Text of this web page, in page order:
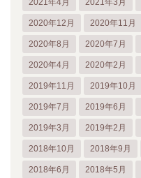
2021年4月 2021年3月
2020年12月 2020年11月
2020年8月 2020年7月
2020年4月 2020年2月
2019年11月 2019年10月
2019年7月 2019年6月
2019年3月 2019年2月
2018年10月 2018年9月
2018年6月 2018年5月